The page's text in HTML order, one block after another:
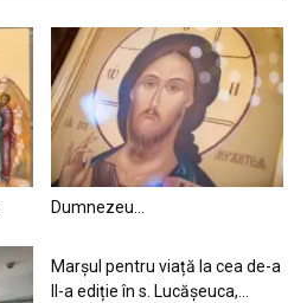
Dumnezeu…
Marșul pentru viață la cea de-a
II-a ediție în s. Lucășeuca,...